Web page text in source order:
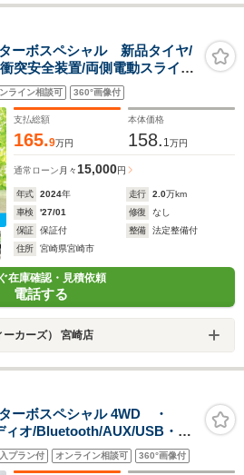
ーボスペシャル 新品タイヤ/
突安全装置/両側電動スライド
テム/ヘッドランプ LED/USB
付ABS
ライン相談可 360°画像付
支払総額
165.9万円
本体価格
158. 1万円
通常ローン 月々15,000円
年式 2024年 走行 2.0万km
車検
'27/01 修復
なし
保証
保証付 整備
法定整備付
住所
宮崎県宮崎市
在庫確認・見積依頼
電話する
ーカーズ） 宮崎店
ーボスペシャル 4WD ・
オ/Bluetooth/AUX/USB・デ
ート・レーンキープアシス
ア・LEDライト/オートライ
プラン付 オンライン相談可 360°画像付